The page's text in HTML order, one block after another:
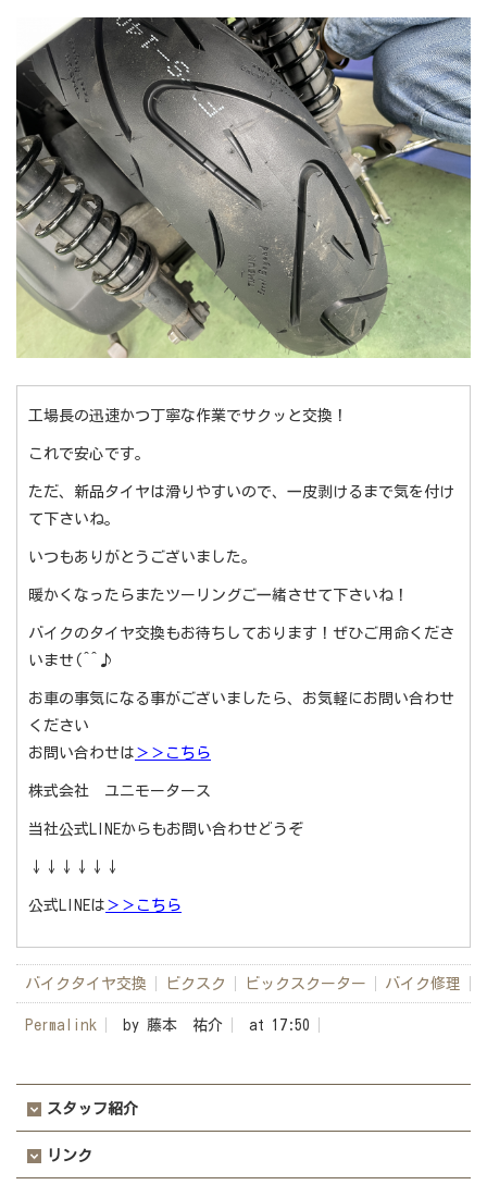
工場長の迅速かつ丁寧な作業でサクッと交換！
これで安心です。
ただ、新品タイヤは滑りやすいので、一皮剥けるまで気を付け
て下さいね。
いつもありがとうございました。
暖かくなったらまたツーリングご一緒させて下さいね！
バイクのタイヤ交換もお待ちしております！ぜひご用命くださ
いませ(^^♪
お車の事気になる事がございましたら、お気軽にお問い合わせ
ください
お問い合わせは ＞＞こちら
株式会社 ユニモータース
当社公式 LINEからもお問い合わせどうぞ
↓↓↓↓↓↓
公式LINEは ＞＞こちら
バイクタイヤ交換 ビクスク ビックスクーター バイク修理
Permalink by 藤本 祐介 at 17:50
スタッフ紹介
リンク